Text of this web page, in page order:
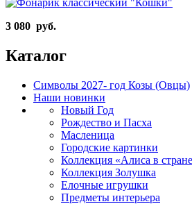
3 080 руб.
Каталог
Символы 2027- год Козы (Овцы)
Наши новинки
Новый Год
Рождество и Пасха
Масленица
Городские картинки
Коллекция «Алиса в
Коллекция Золушка
Елочные игрушки
Предметы интерьера